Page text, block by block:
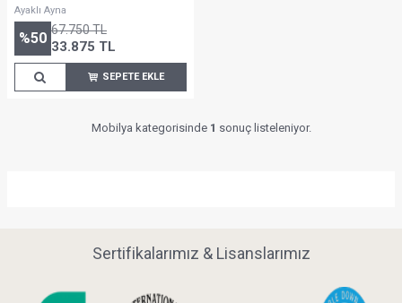
Ayaklı Ayna
%50 67.750TL
33.875 TL
SEPETE EKLE
Mobilya kategorisinde 1 sonuç listeleniyor.
Sertifikalarımız & Lisanslarımız